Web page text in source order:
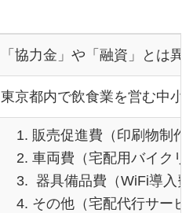
「協力金」や「融資」とは
東京都内で飲食業を営む中小
販売促進費（印刷物制
車両費（宅配用バイク
器具備品費（WiFi導入
その他（宅配代行サー